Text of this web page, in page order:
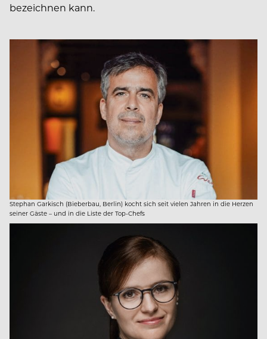
bezeichnen kann.
Stephan Garkisch (Bieberbau, Berlin) kocht sich seit vielen Jahren in die Herzen
seiner Gäste – und in die Liste der Top-Chefs